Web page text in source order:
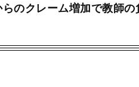
のクレーム増加で教師の